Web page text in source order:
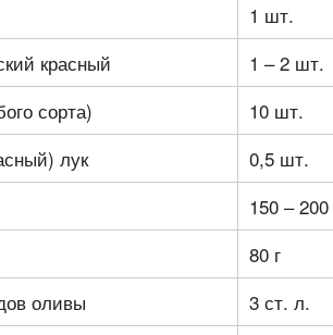
1 шт.
красный
1 – 2 шт.
сорта)
10 шт.
лук
0,5 шт.
150 – 200
80 г
оливы
3 ст. л.